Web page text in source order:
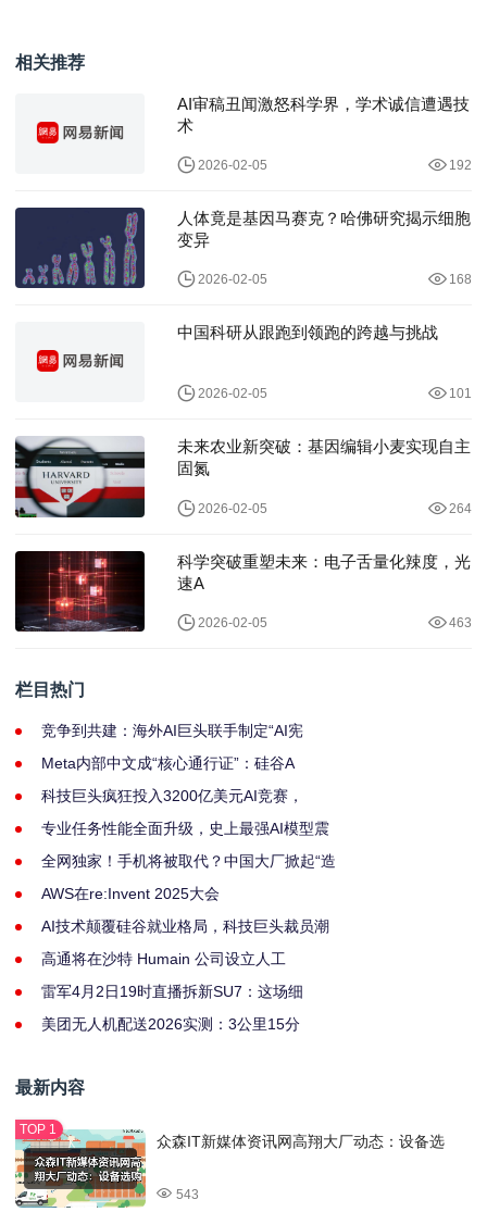
相关推荐
AI审稿丑闻激怒科学界，学术诚信遭遇技
术
2026-02-05 192
人体竟是基因马赛克？哈佛研究揭示细胞
变异
2026-02-05 168
中国科研从跟跑到领跑的跨越与挑战
2026-02-05 101
未来农业新突破：基因编辑小麦实现自主
固氮
2026-02-05 264
科学突破重塑未来：电子舌量化辣度，光
速A
2026-02-05 463
栏目热门
竞争到共建：海外AI巨头联手制定“AI宪
Meta内部中文成“核心通行证”：硅谷A
科技巨头疯狂投入3200亿美元AI竞赛，
专业任务性能全面升级，史上最强AI模型震
全网独家！手机将被取代？中国大厂掀起“造
AWS在re:Invent 2025大会
AI技术颠覆硅谷就业格局，科技巨头裁员潮
高通将在沙特 Humain 公司设立人工
雷军4月2日19时直播拆新SU7：这场细
美团无人机配送2026实测：3公里15分
最新内容
众森IT新媒体资讯网高翔大厂动态：设备选
543